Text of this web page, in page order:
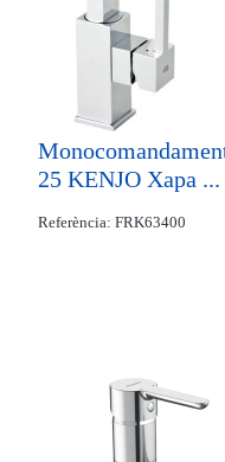
25 KENJO Xapa ...
Referència: FRK63400